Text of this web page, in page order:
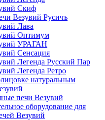
Скиф
Везувий Русичъ
Лава
Оптимум
УРАГАН
Сенсация
Легенда Русский Пар
Легенда Ретро
натуральным
печи Везувий
оборудование для
Везувий